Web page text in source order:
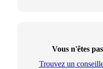
Vous n'êtes
Trouvez un